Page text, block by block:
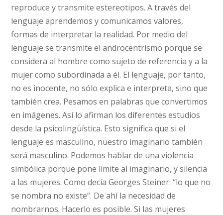
reproduce y transmite estereotipos. A través del
lenguaje aprendemos y comunicamos valores,
formas de interpretar la realidad. Por medio del
lenguaje se transmite el androcentrismo porque se
considera al hombre como sujeto de referencia y a la
mujer como subordinada a él. El lenguaje, por tanto,
no es inocente, no sólo explica e interpreta, sino que
también crea. Pesamos en palabras que convertimos
en imágenes. Así lo afirman los diferentes estudios
desde la psicolingüística. Esto significa que si el
lenguaje es masculino, nuestro imaginario también
será masculino. Podemos hablar de una violencia
simbólica porque pone límite al imaginario, y silencia
a las mujeres. Como decía Georges Steiner: “lo que no
se nombra no existe”. De ahí la necesidad de
nombrarnos. Hacerlo es posible. Si las mujeres